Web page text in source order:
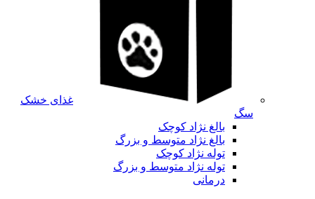
غذای خشک
سگ
بالغ نژاد کوچک
بالغ نژاد متوسط و بزرگ
توله نژاد کوچک
توله نژاد متوسط و بزرگ
درمانی